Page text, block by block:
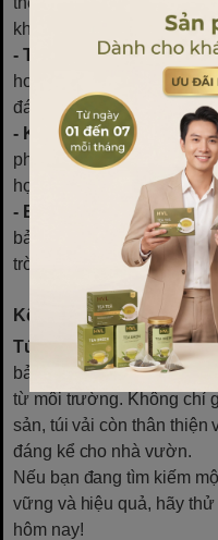
không đảm bảo độ
- Tránh bọc túi quá
hoặc đã bị côn trùng tấn
đáng kể.
- Không bọc túi quá
phát triển tự nhiên của
hợp, đảm bảo không gian
- Bảo quản túi đúng
bảo quản túi ở nơi khô
trời trực tiếp để kéo dài
Kết luận
Túi vải bọc trái câylà
bảo vệ mùa màng khỏi
từ môi trường. Không chỉ
sản, túi vải còn thân thiện
đáng kể cho nhà vườn.
Nếu bạn đang tìm kiếm
vững và hiệu quả, hãy
hôm nay!